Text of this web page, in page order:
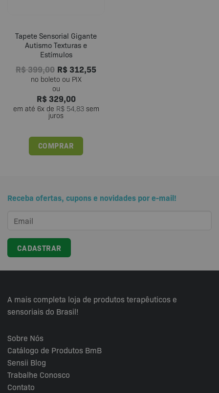
Tapete Sensorial Gigante
Autismo Texturas e
Estímulos
R$399,00 R$ 312,55
R$329,00
em até 6x de R$54,83sem
juros
COMPRAR
Receba ofertas, cupons e novidades por e-mail!
A mais completa loja de produtos terapêuticos e
sensoriais do Brasil!
Sobre Nós
Catálogo de Produtos BmB
Sensii Blog
Trabalhe Conosco
Contato